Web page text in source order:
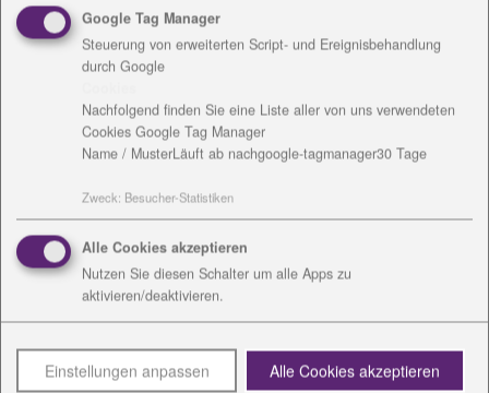
Google Tag Manager
Steuerung von erweiterten Script- und Ereignisbehandlung
durch Google
Nachfolgend finden Sie eine Liste aller von uns verwendeten
Cookies Google Tag Manager
Name / MusterLäuft ab nachgoogle-tagmanager30 Tage
Zweck: Besucher-Statistiken
Alle Cookies akzeptieren
Nutzen Sie diesen Schalter um alle Apps zu
aktivieren/deaktivieren.
Einstellungen anpassen Alle Cookies akzeptieren